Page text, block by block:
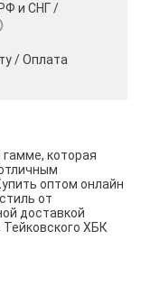
и СНГ /
/Оплата
которая
оптом онлайн
от
доставкой
ХБК